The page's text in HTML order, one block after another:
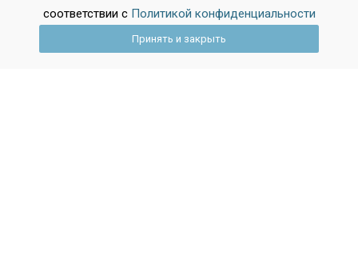
Самара
Омск
соответствии с Политикой конфиденциальности
Принять и закрыть